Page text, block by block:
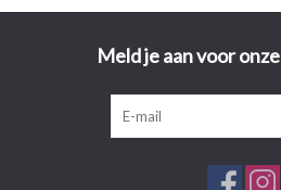
Meld je aan voor